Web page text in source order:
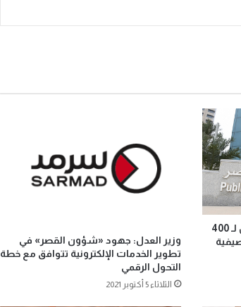
«شؤون القصّر»: توفير فرص عمل لـ 400
وزير العدل: جهود «شؤون القصر» في
تطوير الخدمات الإلكترونية تتوافق مع خطة
التحول الرقمي
الثلاثاء 5 أكتوبر 2021